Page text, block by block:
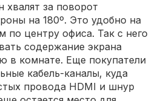
хвалят за поворот
на 180º. Это удобно на
по центру офиса. Так с него
содержание экрана
в комнате. Еще покупатели
кабель-каналы, куда
провода HDMI и шнур